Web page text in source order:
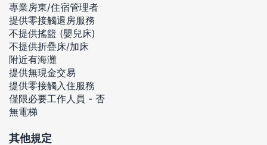
專業房東/住宿管理者
提供零接觸退房服務
不提供搖籃 (嬰兒床)
不提供折疊床/加床
附近有海灘
提供無現金交易
提供零接觸入住服務
僅限必要工作人員 - 否
無電梯
其他規定